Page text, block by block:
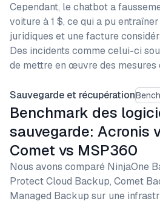
Cependant, le chatbot a
voiture à 1 $, ce qui a pu
juridiques et une facture
Des incidents comme celui-ci
de mettre en œuvre des mesures
Sauvegarde et récupération
Benchmark des
sauvegarde: Acronis
Comet vs MSP360
Nous avons comparé NinjaOne
Protect Cloud Backup, Comet
Managed Backup sur une